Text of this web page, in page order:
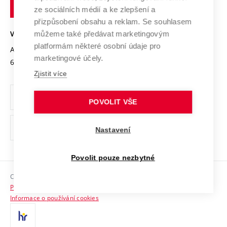
Open Science
Projekty
Projekty ze strukturálních fondů
Specifický výzkum
Mezinárodní dohody
Univerzitní sítě
Podnikavá univerzita / ContriBUTe
Bezpečná univerzita
Vyznamenání
Organizační struktura
Ochrana osobních údajů
odkaz)
Sociální bezpečí
HR Award
Kontakty
technické
Brně
VYSOKÉ UČENÍ TECHNICKÉ V BRNĚ
Antonínská 548/1
602 00 Brno
www.vut.cz
vut@vutbr.cz
Copyright © 2026 VUT
Prohlášení o přístupnosti
Informace o používání cookies
ze sociálních médií a ke zlepšení a
přizpůsobení obsahu a reklam. Se souhlasem
můžeme také předávat marketingovým
platformám některé osobní údaje pro
marketingové účely.
Zjistit více
POVOLIT VŠE
Nastavení
Povolit pouze nezbytné